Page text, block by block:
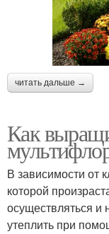
читать дальше →
Как
В зависимости от
которой
осуществляться и
утеплить при